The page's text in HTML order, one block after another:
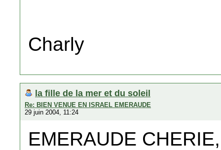
Charly
la fille de la mer et du soleil
Re: BIEN VENUE EN ISRAEL EMERAUDE
29 juin 2004, 11:24
EMERAUDE CHERIE,